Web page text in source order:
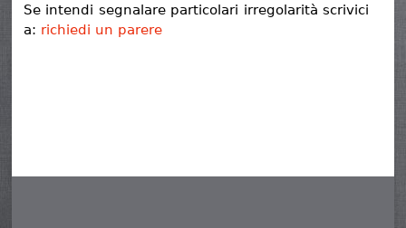
Se intendi segnalare particolari irregolarità scrivici
a: richiedi un parere